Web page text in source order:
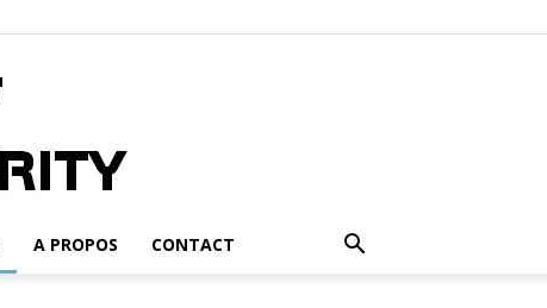
A PROPOS CONTACT